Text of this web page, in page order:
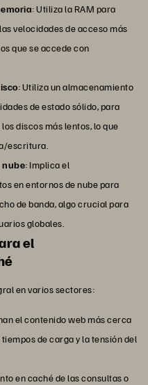
: Utiliza la RAM para
velocidades de acceso más
que se accede con
: Utiliza un almacenamiento
de estado sólido, para
discos más lentos, lo que
escritura.
nube: Implica el
en entornos de nube para
de banda, algo crucial para
globales.
el
en varios sectores:
el contenido web más cerca
de carga y la tensión del
en caché de las consultas o